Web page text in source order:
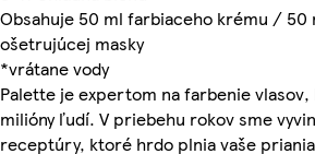
Obsahuje 50 ml farbiaceho krému / 50
ošetrujúcej masky
*vrátane vody
Palette je expertom na farbenie
milióny ľudí. V priebehu rokov sme
receptúry, ktoré hrdo plnia vaše